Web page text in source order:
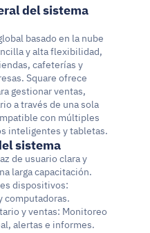
del sistema
basado en la nube
y alta flexibilidad,
cafeterías y
Square ofrece
gestionar ventas,
a través de una sola
con múltiples
inteligentes y tabletas.
sistema
de usuario clara y
larga capacitación.
dispositivos:
computadoras.
y ventas: Monitoreo
alertas e informes.